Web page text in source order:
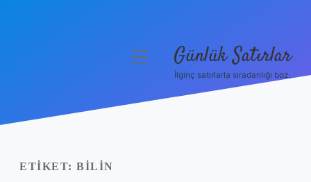
Yasal Uyarı
menüyü Günlük Satırlar
İlginç satırlarla sıradanlığı boz.
ETIKET: BILIN